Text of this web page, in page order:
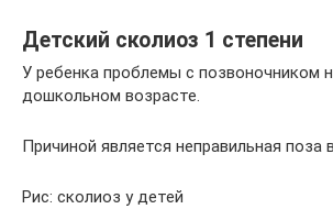
Детский сколиоз 1 степени
У ребенка проблемы с позвоночником
дошкольном возрасте.
Причиной является неправильная поза
Рис: сколиоз у детей